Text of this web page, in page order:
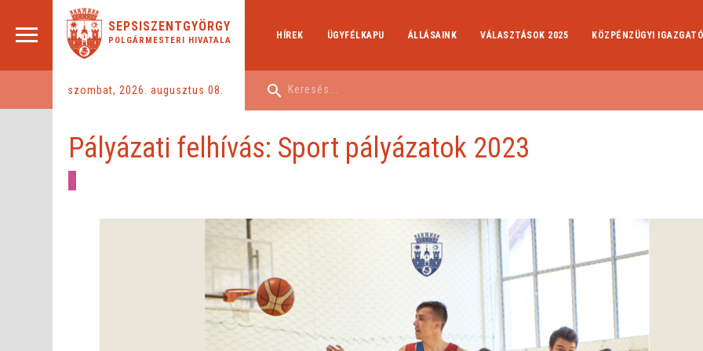
SEPSISZENTGYÖRGY
POLGÁRMESTERI HIVATALA
szombat, 2026. augusztus 08.
HÍREK ÜGYFÉLKAPU ÁLLÁSAINK VÁLASZTÁSOK 2025 KÖZPÉNZÜGYI
Pályázati felhívás: Sport pályázatok 2023